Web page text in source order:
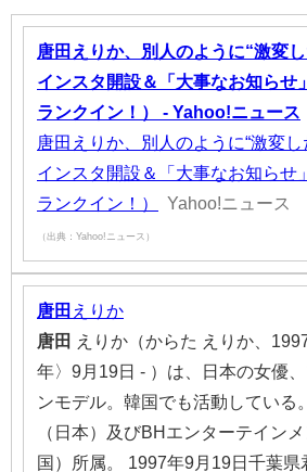
唐田えりか、別人のように“激変
インスタ開設＆「大事なお知らせ
ランクイン！） - Yahoo!ニュース
唐田えりか、別人のように“激変し
インスタ開設＆「大事なお知らせ
ランクイン！）
Yahoo!ニュース
（出典：Yahoo!ニュース）
唐田 えりか
唐田
えりか（からた えりか、
年〉9月19日 - ）は、日本の女優
ンモデル。韓国でも活動している
（日本）及びBHエンターテイン
国）所属。 1997年9月19日千葉県